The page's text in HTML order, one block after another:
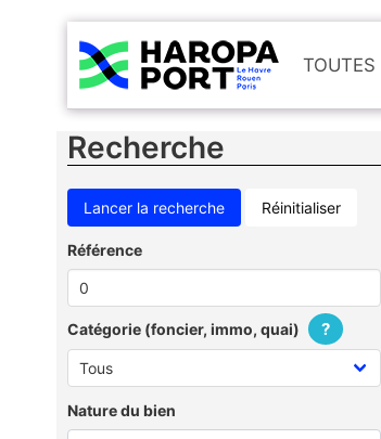
TOUTES
Recherche
Réinitialiser
Référence
Catégorie (foncier, immo, quai) ?
Nature du bien